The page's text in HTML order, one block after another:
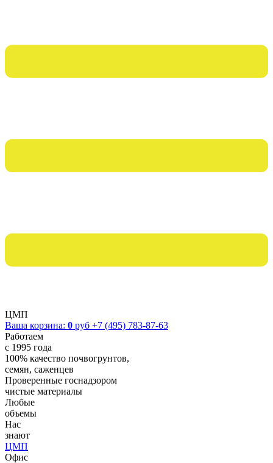
ЦМП
Ваша корзина: 0 руб +7 (495) 783-87-63
Работаем
с 1995 года
100% качество почвогрунтов,
семян, саженцев
Проверенные госнадзором
чистые материалы
Любые
объемы
Нас
знают
ЦМП
Офис